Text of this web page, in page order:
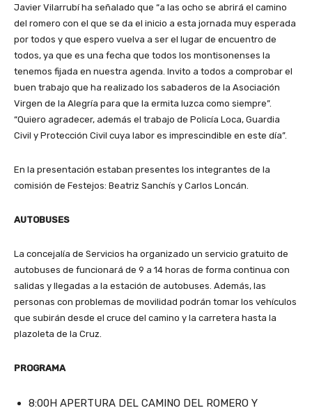
Javier Vilarrubí ha señalado que “a las ocho se abrirá el camino
del romero con el que se da el inicio a esta jornada muy esperada
por todos y que espero vuelva a ser el lugar de encuentro de
todos, ya que es una fecha que todos los montisonenses la
tenemos fijada en nuestra agenda. Invito a todos a comprobar el
buen trabajo que ha realizado los sabaderos de la Asociación
Virgen de la Alegría para que la ermita luzca como siempre”.
“Quiero agradecer, además el trabajo de Policía Loca, Guardia
Civil y Protección Civil cuya labor es imprescindible en este día”.
En la presentación estaban presentes los integrantes de la
comisión de Festejos: Beatriz Sanchís y Carlos Loncán.
AUTOBUSES
La concejalía de Servicios ha organizado un servicio gratuito de
autobuses de funcionará de 9 a 14 horas de forma continua con
salidas y llegadas a la estación de autobuses. Además, las
personas con problemas de movilidad podrán tomar los vehículos
que subirán desde el cruce del camino y la carretera hasta la
plazoleta de la Cruz.
PROGRAMA
8:00H APERTURA DEL CAMINO DEL ROMERO Y